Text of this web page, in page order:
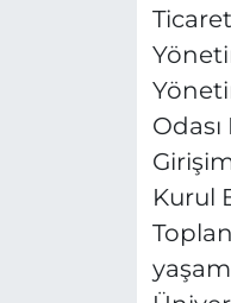
Kurul